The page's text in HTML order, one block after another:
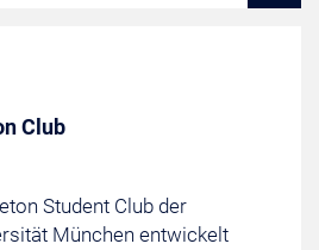
Club
Student Club der
München entwickelt